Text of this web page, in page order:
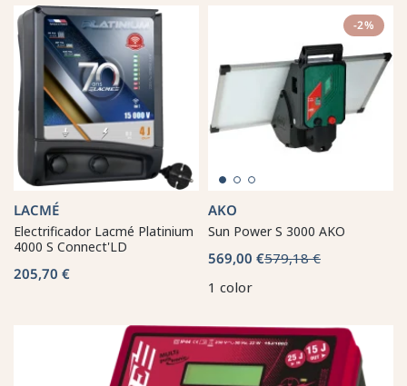
LACMÉ
Electrificador Lacmé Platinium
4000 S Connect'LD
205,70 €
-2%
AKO
Sun Power S 3000 AKO
569,00 €579,18 €
1 color